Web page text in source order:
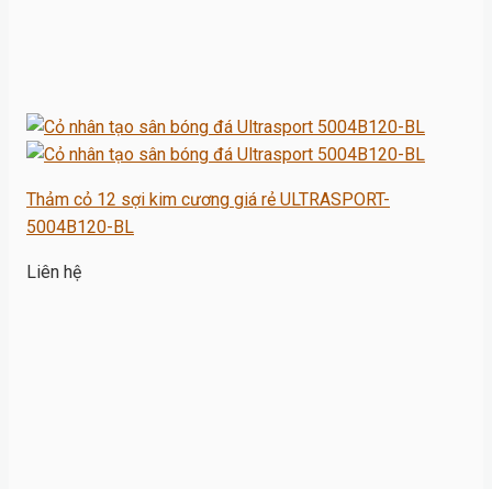
Thảm cỏ 12 sợi kim cương giá rẻ ULTRASPORT-
5004B120-BL
Liên hệ